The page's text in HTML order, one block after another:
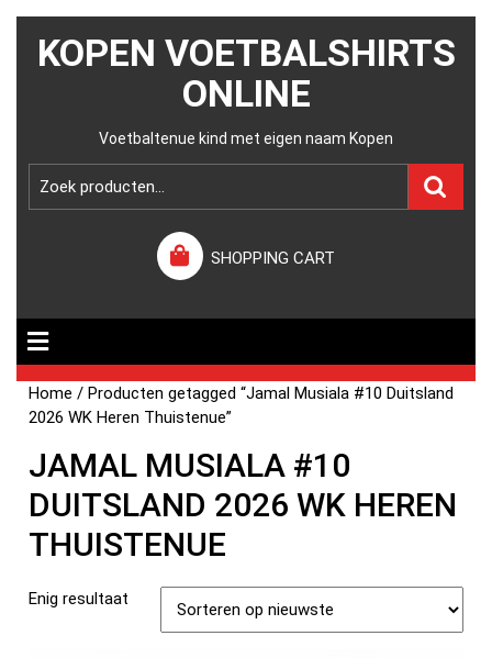
KOPEN VOETBALSHIRTS
ONLINE
Voetbaltenue kind met eigen naam Kopen
SHOPPING CART
Home / Producten getagged “Jamal Musiala #10 Duitsland
2026 WK Heren Thuistenue”
JAMAL MUSIALA #10
DUITSLAND 2026 WK HEREN
THUISTENUE
Enig resultaat